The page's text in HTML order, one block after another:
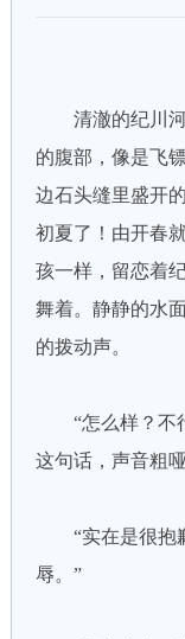
清澈的纪川河
的腹部，像是飞
边石头缝里盛开
初夏了！由开春
孩一样，留恋着
舞着。静静的水
的拨动声。
“怎么样？不行
这句话，声音粗
“实在是很抱歉
辱。”